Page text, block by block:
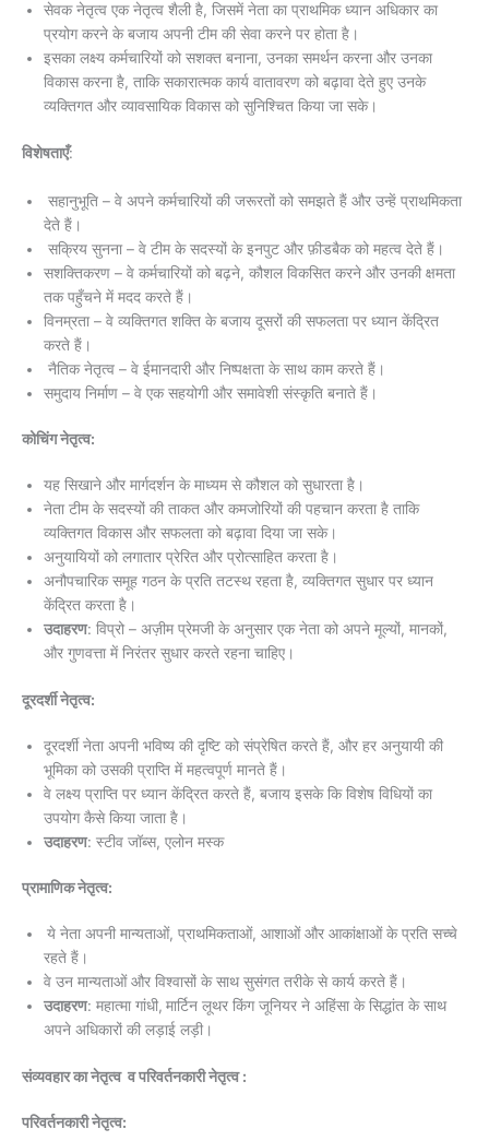
सेवक नेतृत्व एक नेतृत्व शैली है, जिसमें नेता का प्राथमिक ध्यान अधिकार का
प्रयोग करने के बजाय अपनी टीम की सेवा करने पर होता है।
इसका लक्ष्य कर्मचारियों को सशक्त बनाना, उनका समर्थन करना और उनका
विकास करना है, ताकि सकारात्मक कार्य वातावरण को बढ़ावा देते हुए उनके
व्यक्तिगत और व्यावसायिक विकास को सुनिश्चित किया जा सके।
विशेषताएँ:
सहानुभूति – वे अपने कर्मचारियों की जरूरतों को समझते हैं और उन्हें प्राथमिकता
देते हैं।
सक्रिय सुनना – वे टीम के सदस्यों के इनपुट और फ़ीडबैक को महत्व देते हैं।
सशक्तिकरण – वे कर्मचारियों को बढ़ने, कौशल विकसित करने और उनकी क्षमता
तक पहुँचने में मदद करते हैं।
विनम्रता – वे व्यक्तिगत शक्ति के बजाय दूसरों की सफलता पर ध्यान केंद्रित
करते हैं।
नैतिक नेतृत्व – वे ईमानदारी और निष्पक्षता के साथ काम करते हैं।
समुदाय निर्माण – वे एक सहयोगी और समावेशी संस्कृति बनाते हैं।
कोचिंग नेतृत्व:
यह सिखाने और मार्गदर्शन के माध्यम से कौशल को सुधारता है।
नेता टीम के सदस्यों की ताकत और कमजोरियों की पहचान करता है ताकि
व्यक्तिगत विकास और सफलता को बढ़ावा दिया जा सके।
अनुयायियों को लगातार प्रेरित और प्रोत्साहित करता है।
अनौपचारिक समूह गठन के प्रति तटस्थ रहता है, व्यक्तिगत सुधार पर ध्यान
केंद्रित करता है।
उदाहरण: विप्रो – अज़ीम प्रेमजी के अनुसार एक नेता को अपने मूल्यों, मानकों,
और गुणवत्ता में निरंतर सुधार करते रहना चाहिए।
दूरदर्शी नेतृत्व:
दूरदर्शी नेता अपनी भविष्य की दृष्टि को संप्रेषित करते हैं, और हर अनुयायी की
भूमिका को उसकी प्राप्ति में महत्वपूर्ण मानते हैं।
वे लक्ष्य प्राप्ति पर ध्यान केंद्रित करते हैं, बजाय इसके कि विशेष विधियों का
उपयोग कैसे किया जाता है।
उदाहरण: स्टीव जॉब्स, एलोन मस्क
प्रामाणिक नेतृत्व:
ये नेता अपनी मान्यताओं, प्राथमिकताओं, आशाओं और आकांक्षाओं के प्रति सच्चे
रहते हैं।
वे उन मान्यताओं और विश्वासों के साथ सुसंगत तरीके से कार्य करते हैं।
उदाहरण: महात्मा गांधी, मार्टिन लूथर किंग जूनियर ने अहिंसा के सिद्धांत के साथ
अपने अधिकारों की लड़ाई लड़ी।
संव्यवहार का नेतृत्व व परिवर्तनकारी नेतृत्व :
परिवर्तनकारी नेतृत्व: